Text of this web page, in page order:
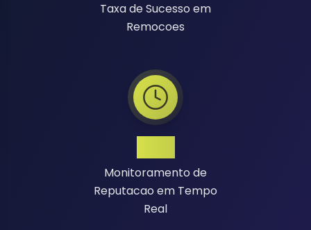
Taxa de Sucesso em
Remocoes
Monitoramento de
Reputacao em Tempo
Real